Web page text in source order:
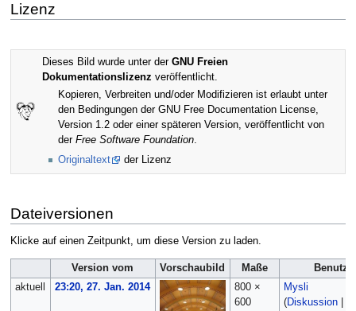
Lizenz
Dieses Bild wurde unter der GNU Freien
Dokumentationslizenz veröffentlicht.
Kopieren, Verbreiten und/oder Modifizieren ist erlaubt unter
den Bedingungen der GNU Free Documentation License,
Version 1.2 oder einer späteren Version, veröffentlicht von
derFree Software Foundation
Originaltext
der Lizenz
Dateiversionen
Klicke auf einen Zeitpunkt, um diese Version zu laden.
Version vom Vorschaubild Maße
aktuell
23:20, 27. Jan. 2014
800 ×
600
Mysli
(Diskussion|